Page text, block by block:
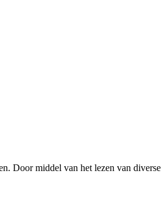
Door middel van het lezen van